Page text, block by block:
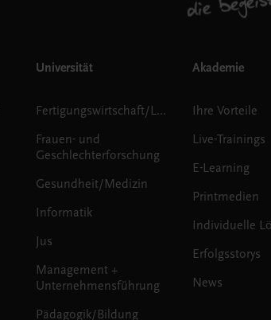
Universität
Fertigungswirtschaft/Logistik
Frauen- und
Geschlechterforschung
Gesundheit/Medizin
Informatik
Jus
Management +
Unternehmensführung
Pädagogik/Bildung
Akademie
Ihre Vorteile
Live-Trainings
E-Learning
Printmedien
Individuelle
Erfolgsstorys
News